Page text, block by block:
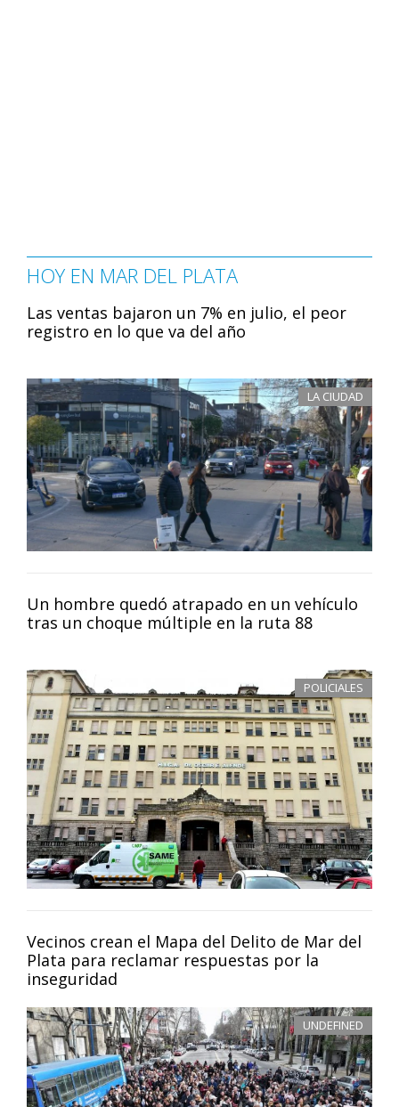
HOY EN MAR DEL PLATA
Las ventas bajaron un 7% en julio, el peor
registro en lo que va del año
LA CIUDAD
Un hombre quedó atrapado en un vehículo
tras un choque múltiple en la ruta 88
POLICIALES
Vecinos crean el Mapa del Delito de Mar del
Plata para reclamar respuestas por la
inseguridad
UNDEFINED